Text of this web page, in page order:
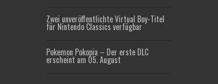
Zwei unveröffentlichte Virtual Boy-Titel
für Nintendo Classics verfügbar
Pokemon Pokopia – Der erste DLC
erscheint am 05. August